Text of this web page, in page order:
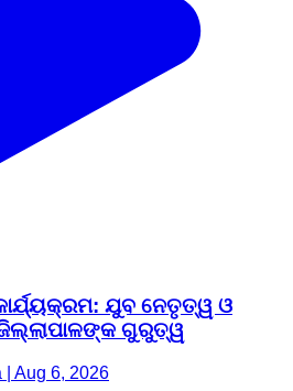
ଯୁବ ନେତୃତ୍ୱ ଓ
ଗୁରୁତ୍ୱ
| Aug 6, 2026